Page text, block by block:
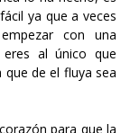
ya que a veces
con una
al único que
de el fluya sea
para que la